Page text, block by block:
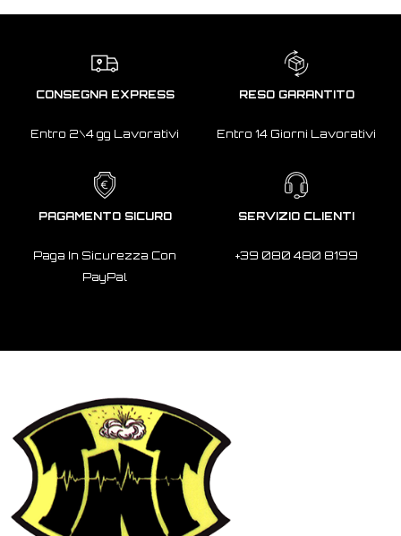
CONSEGNA EXPRESS
Entro 2\4 gg Lavorativi
RESO GARANTITO
Entro 14 Giorni Lavorativi
PAGAMENTO SICURO
Paga In Sicurezza Con
PayPal
SERVIZIO CLIENTI
+39 080 480 8199